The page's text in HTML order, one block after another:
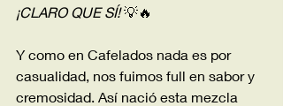
¡CLARO QUE SÍ! 💡🔥
Y como en Cafelados nada es por
casualidad, nos fuimos full en sabor y
cremosidad. Así nació esta mezcla